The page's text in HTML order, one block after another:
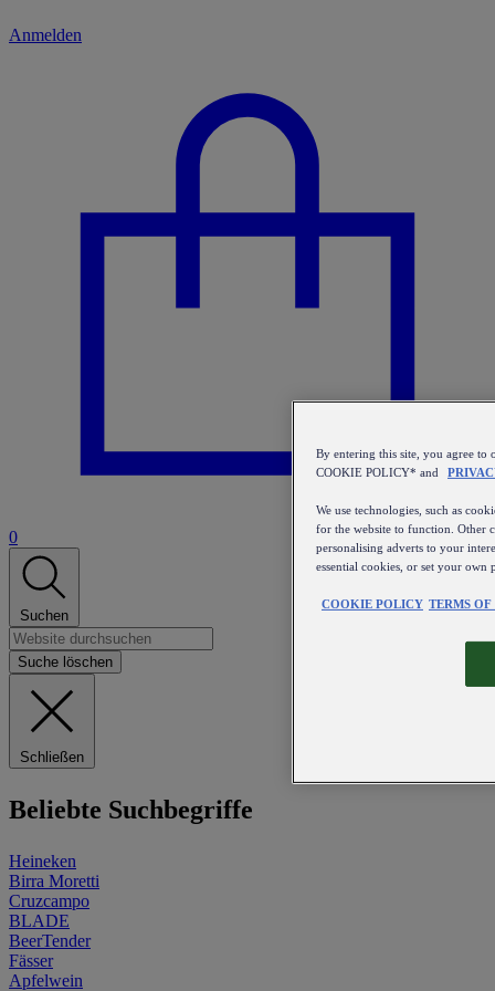
Anmelden
0
Suchen
Suche löschen
Schließen
Beliebte Suchbegriffe
Heineken
Birra Moretti
Cruzcampo
BLADE
BeerTender
Fässer
Apfelwein
By entering this site, you agree to
COOKIE POLICY* and
We use technologies, such as
for the website to function. Other
personalising adverts to your
essential cookies, or set your own
COOKIE POLICY TERMS OF